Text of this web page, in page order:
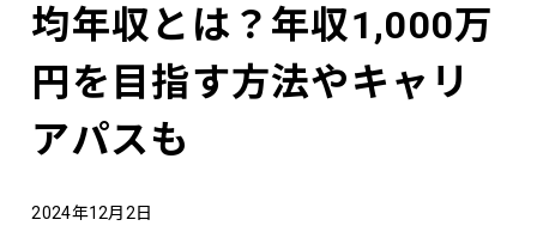
均年収とは？年収1,000万
円を目指す方法やキャリ
アパスも
2024年12月2日